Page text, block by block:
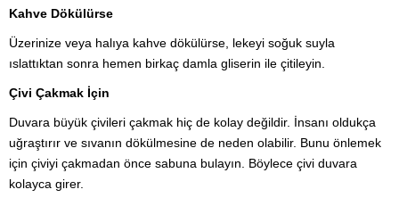
Kahve Dökülürse
Üzerinize veya halıya kahve dökülürse, lekeyi soğuk suyla
ıslattıktan sonra hemen birkaç damla gliserin ile çitileyin.
Çivi Çakmak İçin
Duvara büyük çivileri çakmak hiç de kolay değildir. İnsanı oldukça
uğraştırır ve sıvanın dökülmesine de neden olabilir. Bunu önlemek
için çiviyi çakmadan önce sabuna bulayın. Böylece çivi duvara
kolayca girer.